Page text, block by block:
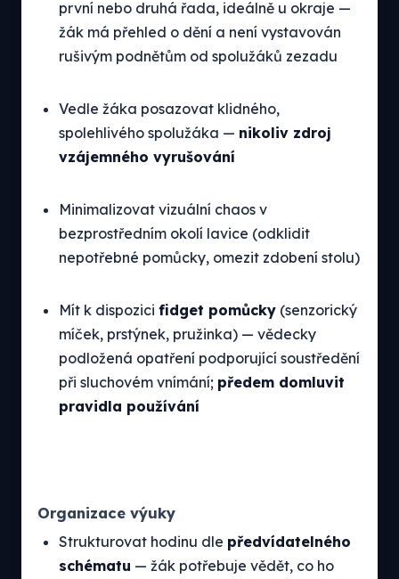
první nebo druhá řada, ideálně u okraje —
žák má přehled o dění a není vystavován
rušivým podnětům od spolužáků zezadu
Vedle žáka posazovat klidného,
spolehlivého spolužáka — nikoliv zdroj
vzájemného vyrušování
Minimalizovat vizuální chaos v
bezprostředním okolí lavice (odklidit
nepotřebné pomůcky, omezit zdobení stolu)
Mít k dispozici fidget pomůcky (senzorický
míček, prstýnek, pružinka) — vědecky
podložená opatření podporující soustředění
při sluchovém vnímání; předem domluvit
pravidla používání
Organizace výuky
Strukturovat hodinu dle předvídatelného
schématu — žák potřebuje vědět, co ho